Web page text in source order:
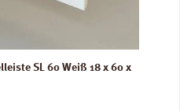
SL 60 Weiß 18 x 60 x